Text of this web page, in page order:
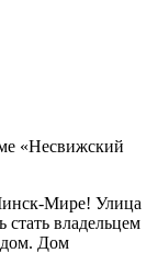
«Несвижский
Мире! Улица
владельцем
Дом